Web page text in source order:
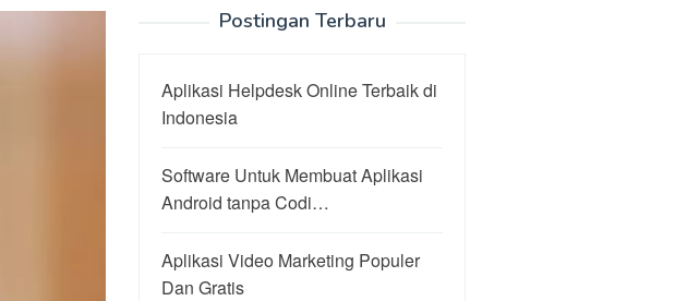
Postingan Terbaru
Aplikasi Helpdesk Online Terbaik di
Indonesia
Software Untuk Membuat Aplikasi
Android tanpa Codi…
Aplikasi Video Marketing Populer
Dan Gratis